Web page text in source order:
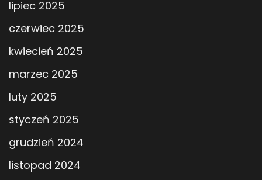
lipiec 2025
czerwiec 2025
kwiecień 2025
marzec 2025
luty 2025
styczeń 2025
grudzień 2024
listopad 2024